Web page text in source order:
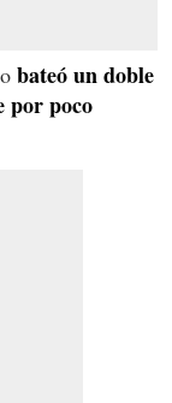
bateó un doble
por poco